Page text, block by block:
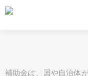
補助金は、国や自治体